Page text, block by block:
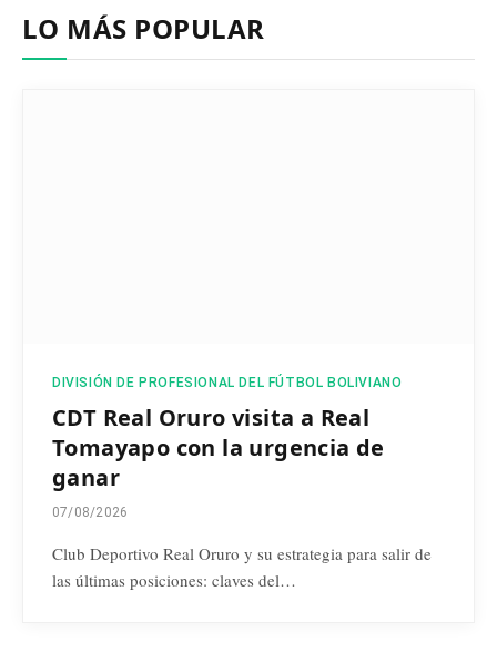
LO MÁS POPULAR
DIVISIÓN DE PROFESIONAL DEL FÚTBOL BOLIVIANO
CDT Real Oruro visita a Real
Tomayapo con la urgencia de
ganar
07/08/2026
Club Deportivo Real Oruro y su estrategia para salir de
las últimas posiciones: claves del…